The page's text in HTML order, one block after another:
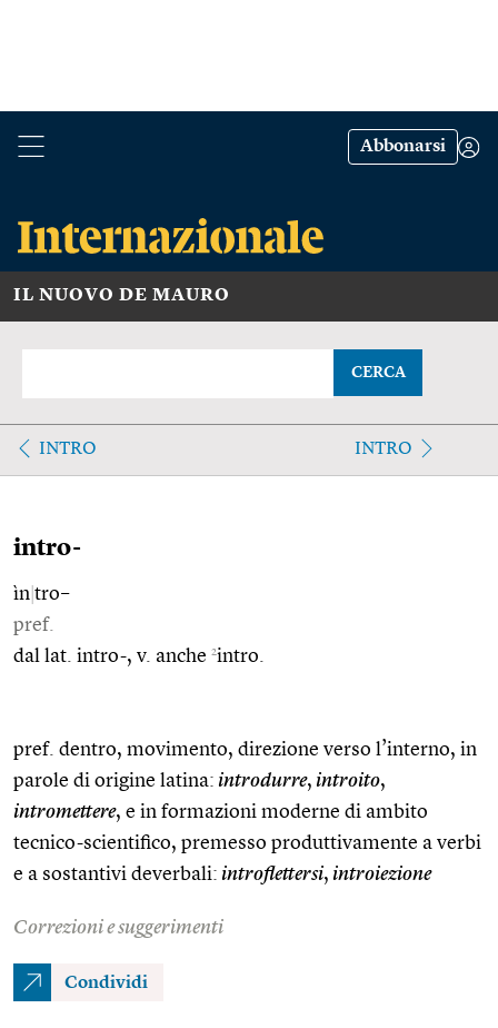
Abbonarsi
IL NUOVO DE MAURO
CERCA
INTRO INTRO
intro-
ìn tro–
pref.
dal lat. intro-, v. anche 2intro.
pref. dentro, movimento, direzione verso l’interno, in
parole di origine latina: introdurre, introito,
intromettere, e in formazioni moderne di ambito
tecnico-scientifico, premesso produttivamente a verbi
e a sostantivi deverbali: introflettersi, introiezione
Correzioni e suggerimenti
Condividi